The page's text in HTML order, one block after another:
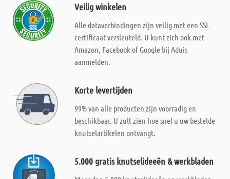
Veilig winkelen
Alle dataverbindingen zijn veilig met een SSL
certificaat versleuteld. U kunt zich ook met
Amazon, Facebook of Google bij Aduis
aanmelden.
Korte levertijden
99% van alle producten zijn voorradig en
beschikbaar. U zult zien hoe snel u uw bestelde
knutselartikelen ontvangt.
5.000 gratis knutselideeën & werkbladen